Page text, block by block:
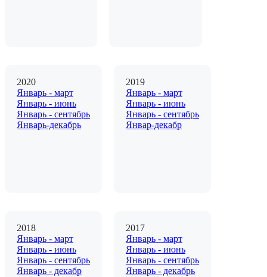
2020
Январь - март
Январь - июнь
Январь - сентябрь
Январь-декабрь
2019
Январь - март
Январь - июнь
Январь - сентябрь
Январ-декабр
2018
Январь - март
Январь - июнь
Январь - сентябрь
Январь - декабр
2017
Январь - март
Январь - июнь
Январь - сентябрь
Январь - декабрь